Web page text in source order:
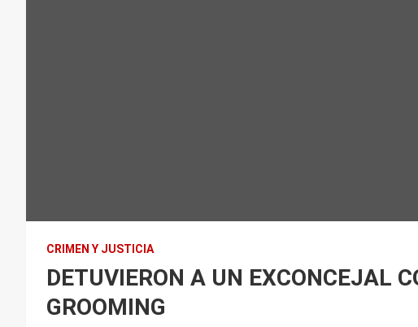
CRIMEN Y JUSTICIA
DETUVIERON A UN EXCONCEJAL
GROOMING